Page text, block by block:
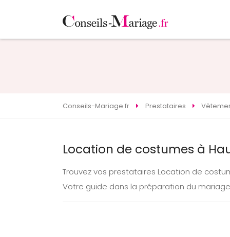
Conseils-Mariage.fr Prestataires
Location de costumes à
Trouvez vos prestataires Location de
Votre guide dans la préparation du